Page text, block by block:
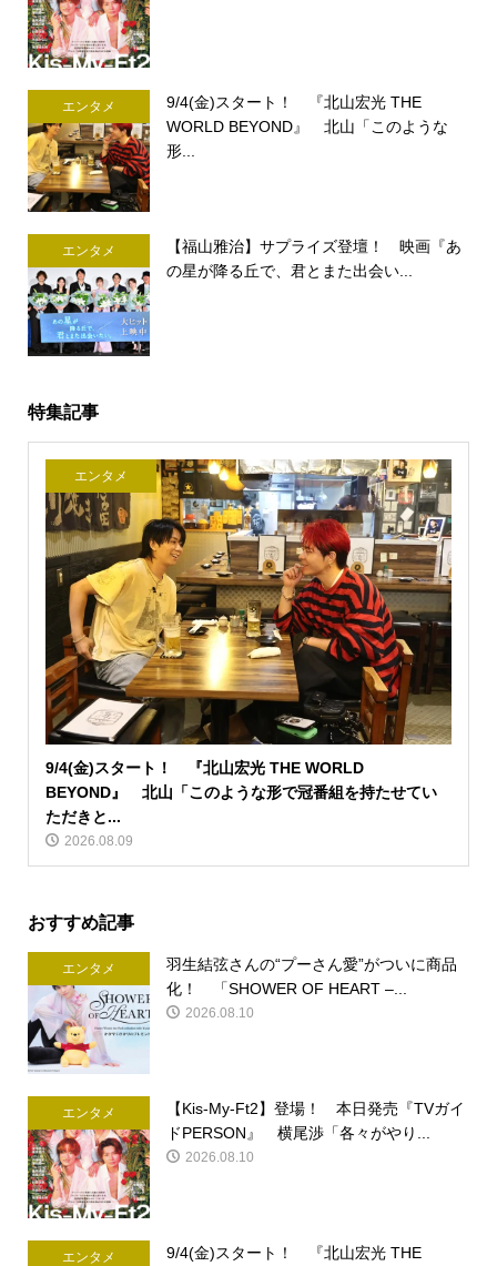
エンタメ
9/4(金)スタート！ 『北山宏光 THE
WORLD BEYOND』 北山「このような
形...
エンタメ
【福山雅治】サプライズ登壇！ 映画『あ
の星が降る丘で、君とまた出会い...
特集記事
エンタメ
9/4(金)スタート！ 『北山宏光 THE WORLD
BEYOND』 北山「このような形で冠番組を持たせてい
ただきと...
2026.08.09
おすすめ記事
エンタメ
羽生結弦さんの“プーさん愛”がついに商品
化！ 「SHOWER OF HEART –...
2026.08.10
エンタメ
【Kis-My-Ft2】登場！ 本日発売『TVガイ
ドPERSON』 横尾渉「各々がやり...
2026.08.10
エンタメ
9/4(金)スタート！ 『北山宏光 THE